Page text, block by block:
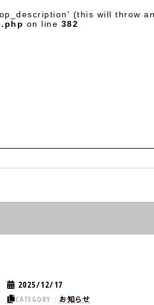
(this will throw
on line 382
2025/12/17
CATEGORY： お知らせ